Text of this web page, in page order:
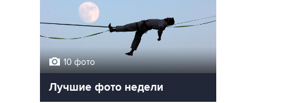
10 фото
Лучшие фото недели